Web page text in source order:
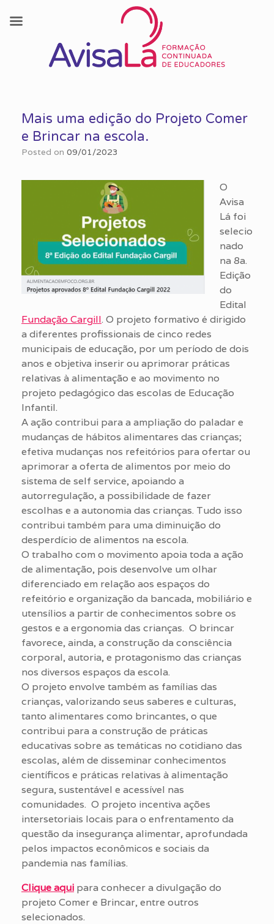
contentMais uma edição do Projeto Comer
e Brincar na escola.
Posted on 09/01/2023
O
Avisa
Lá foi
selecio
nado
na 8a.
Edição
do
Edital
Fundação Cargill. O projeto formativo é dirigido
a diferentes profissionais de cinco redes
municipais de educação, por um período de dois
anos e objetiva inserir ou aprimorar práticas
relativas à alimentação e ao movimento no
projeto pedagógico das escolas de Educação
Infantil.
A ação contribui para a ampliação do paladar e
mudanças de hábitos alimentares das crianças;
efetiva mudanças nos refeitórios para ofertar ou
aprimorar a oferta de alimentos por meio do
sistema de self service, apoiando a
autorregulação, a possibilidade de fazer
escolhas e a autonomia das crianças. Tudo isso
contribui também para uma diminuição do
desperdício de alimentos na escola.
O trabalho com o movimento apoia toda a ação
de alimentação, pois desenvolve um olhar
diferenciado em relação aos espaços do
refeitório e organização da bancada, mobiliário e
utensílios a partir de conhecimentos sobre os
gestos e a ergonomia das crianças. O brincar
favorece, ainda, a construção da consciência
corporal, autoria, e protagonismo das crianças
nos diversos espaços da escola.
O projeto envolve também as famílias das
crianças, valorizando seus saberes e culturas,
tanto alimentares como brincantes, o que
contribui para a construção de práticas
educativas sobre as temáticas no cotidiano das
escolas, além de disseminar conhecimentos
científicos e práticas relativas à alimentação
segura, sustentável e acessível nas
comunidades. O projeto incentiva ações
intersetoriais locais para o enfrentamento da
questão da insegurança alimentar, aprofundada
pelos impactos econômicos e sociais da
pandemia nas famílias.
Clique aqui para conhecer a divulgação do
projeto Comer e Brincar, entre outros
selecionados.